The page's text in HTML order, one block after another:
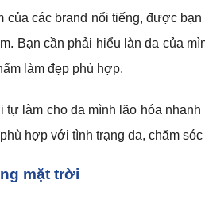
của các brand nổi tiếng, được
Bạn cần phải hiểu làn da của
làm đẹp phù hợp.
làm cho da mình lão hóa
hợp với tình trạng da, chăm
mặt trời